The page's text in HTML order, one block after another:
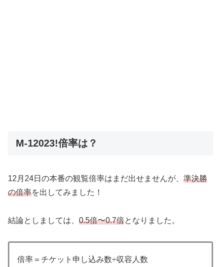
M-12023!倍率は？
12月24日の本番の観覧倍率はまだ出せませんが、 準決勝
の倍率を出してみました！
結論としましては、 0.5倍〜0.7倍となりました。
倍率＝チケット申し込み数÷収容人数